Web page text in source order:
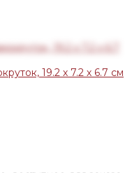
19.2 х 7.2 х 6.7 см